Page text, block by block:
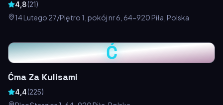
4,8(21)
14 Lutego 27/Piętro 1, pokój nr 6, 64-920 Piła, Polska
Ć
Ćma Za Kulisami
4,4(225)